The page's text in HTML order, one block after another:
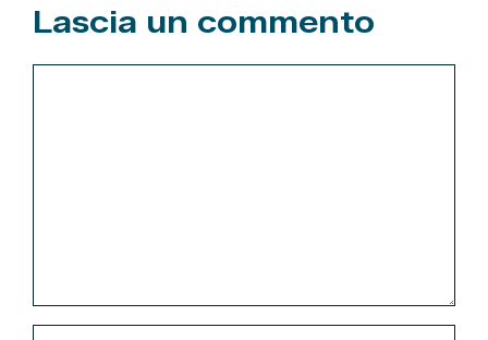
Lascia un commento